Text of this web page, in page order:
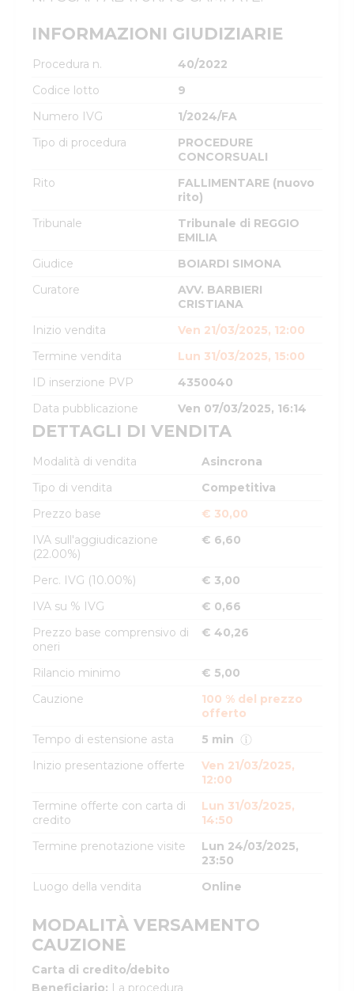
INFORMAZIONI GIUDIZIARIE
Procedura n.
40/2022
Codice lotto
9
Numero IVG
1/2024/FA
Tipo di procedura
PROCEDURE
CONCORSUALI
Rito
FALLIMENTARE (nuovo
rito)
Tribunale
Tribunale di REGGIO
EMILIA
Giudice
BOIARDI SIMONA
Curatore
AVV. BARBIERI
CRISTIANA
Inizio vendita
Ven 21/03/2025, 12:00
Termine vendita
Lun 31/03/2025, 15:00
ID inserzione PVP
4350040
Data pubblicazione
Ven 07/03/2025, 16:14
DETTAGLI DI VENDITA
Modalità di vendita
Asincrona
Tipo di vendita
Competitiva
Prezzo base
€ 30,00
IVA sull'aggiudicazione
(22.00%)
€ 6,60
Perc. IVG (10.00%)
€ 3,00
IVA su % IVG
€ 0,66
Prezzo base comprensivo di
oneri
€ 40,26
Rilancio minimo
€ 5,00
Cauzione
100 % del prezzo
offerto
Tempo di estensione asta
5 min
Inizio presentazione offerte
Ven 21/03/2025,
12:00
Termine offerte con carta di
credito
Lun 31/03/2025,
14:50
Termine prenotazione visite
Lun 24/03/2025,
23:50
Luogo della vendita
Online
MODALITÀ VERSAMENTO
CAUZIONE
Carta di credito/debito
Beneficiario: La procedura